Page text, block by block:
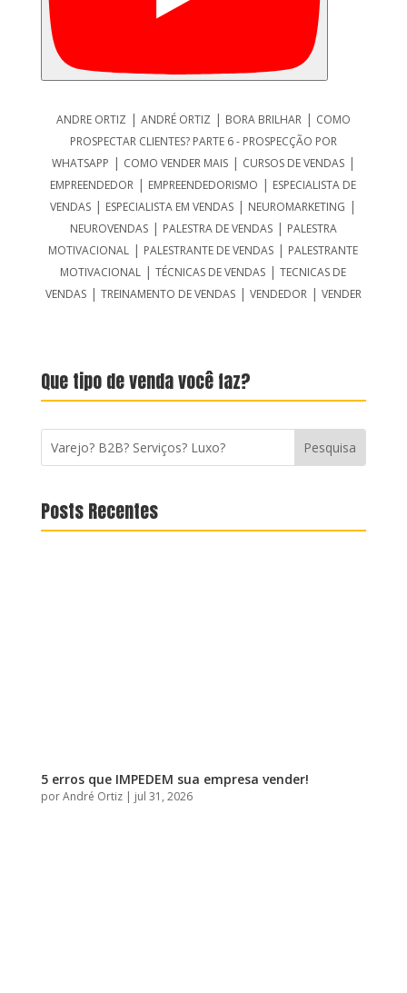
ANDRE ORTIZ | ANDRÉ ORTIZ | BORA BRILHAR| COMO
PROSPECTAR CLIENTES? PARTE 6 - PROSPECÇÃO POR
WHATSAPP | COMO VENDER MAIS| CURSOS DE VENDAS|
EMPREENDEDOR | EMPREENDEDORISMO | ESPECIALISTA DE
VENDAS | ESPECIALISTA EM VENDAS | NEUROMARKETING |
NEUROVENDAS| PALESTRA DE VENDAS| PALESTRA
MOTIVACIONAL | PALESTRANTE DE VENDAS | PALESTRANTE
MOTIVACIONAL |TÉCNICAS DE VENDAS |TECNICAS DE
VENDAS| TREINAMENTO DE VENDAS| VENDEDOR| VENDER
Que tipo de venda você faz?
Posts Recentes
5 erros que IMPEDEM sua empresa vender!
porAndré Ortiz| jul 31, 2026